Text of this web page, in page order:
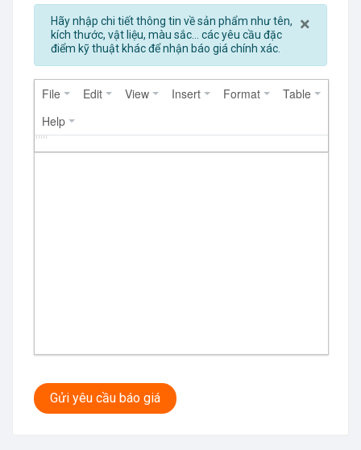
×
Hãy nhập chi tiết thông tin về sản phẩm như tên,
kích thước, vật liệu, màu sắc... các yêu cầu đặc
điểm kỹ thuật khác để nhận báo giá chính xác.
File Edit View Insert Format
Table
Help
Gửi yêu cầu báo giá